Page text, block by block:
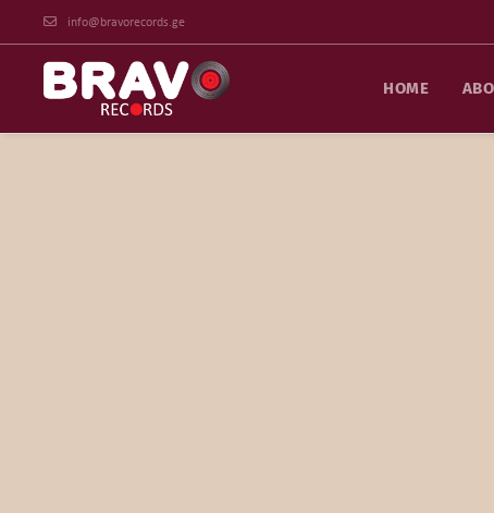
info@bravorecords.ge
HOME